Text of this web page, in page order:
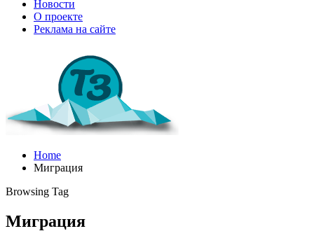
Новости
О проекте
Реклама на сайте
Home
Миграция
Browsing Tag
Миграция